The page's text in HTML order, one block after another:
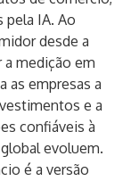
pela IA. Ao
desde a
medição em
as empresas a
e a
confiáveis à
evoluem.
é a versão